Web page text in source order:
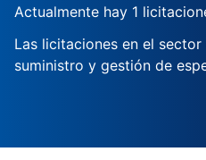
Actualmente hay 1
Las licitaciones en el
suministro y gestión de